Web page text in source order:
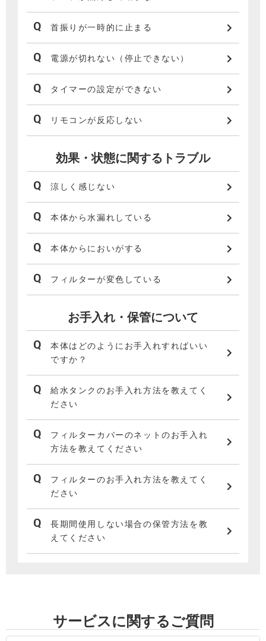
首振りが一時的に止まる
電源が切れない（停止できない）
タイマーの設定ができない
リモコンが反応しない
効果・状態に関するトラブル
涼しく感じない
本体から水漏れしている
本体からにおいがする
フィルターが変色している
お手入れ・保管について
本体はどのようにお手入れすればいい
ですか？
給水タンクのお手入れ方法を教えてく
ださい
フィルターカバーのネットのお手入れ
方法を教えてください
フィルターのお手入れ方法を教えてく
ださい
長期間使用しない場合の保管方法を教
えてください
サービスに関するご質問